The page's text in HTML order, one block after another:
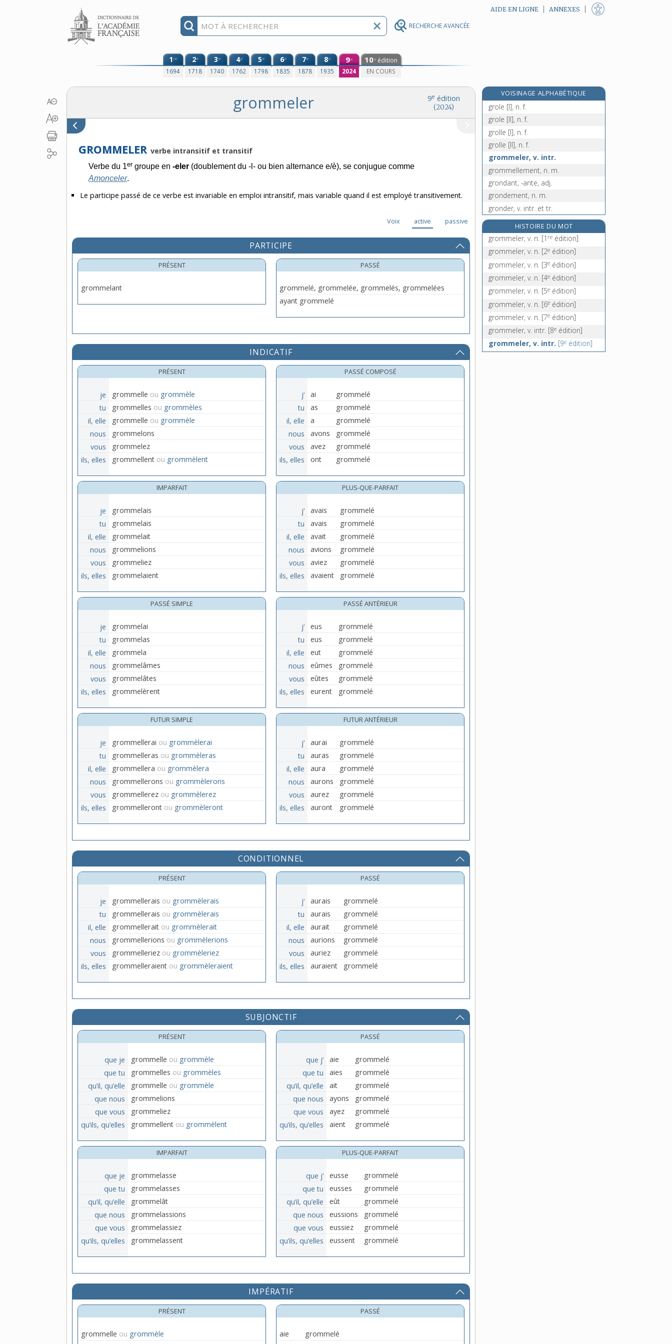
RECHERCHE AVANCÉE
Aller au contenu AIDE EN LIGNE ANNEXES
1re
1694
2e
1718
3e
1740
4e
1762
5e
1798
6e
1835
7e
1878
8e
1935
9e
2024
10e édition
EN COURS
9e édition
(2024)
grommeler
GROMMELER verbe intransitif et transitif
Verbe du 1ergroupe en-eler (doublement du -l- ou bien alternance e/è), se conjugue comme
Amonceler.
Le participe passé de ce verbe est invariable en emploi intransitif, mais variable quand il est employé transitivement.
Voix active passive
PARTICIPE
PRÉSENT
grommelant
PASSÉ
grommelé, grommelée, grommelés, grommelées
ayant grommelé
INDICATIF
PRÉSENT
je grommelle ou grommèle
tu
grommelles ou grommèles
il, elle
grommelle ou grommèle
nous
grommelons
vous
grommelez
ils, elles
grommellent ou grommèlent
IMPARFAIT
je
grommelais
tu
grommelais
il, elle
grommelait
nous
grommelions
vous
grommeliez
ils, elles
grommelaient
PASSÉ SIMPLE
je
grommelai
tu
grommelas
il, elle
grommela
nous
grommelâmes
vous
grommelâtes
ils, elles
grommelèrent
FUTUR SIMPLE
je grommellerai ou grommèlerai
tu
grommelleras ou grommèleras
il, elle
grommellera ou grommèlera
nous
grommellerons ou grommèlerons
vous
grommellerez ou grommèlerez
ils, elles
grommelleront ou grommèleront
PASSÉ COMPOSÉ
j’ ai
grommelé
tu
as
grommelé
il, elle
a
grommelé
nous
avons
grommelé
vous
avez
grommelé
ils, elles
ont grommelé
PLUS-QUE-PARFAIT
j’ avais
grommelé
tu
avais
grommelé
il, elle
avait
grommelé
nous
avions
grommelé
vous
aviez
grommelé
ils, elles
avaient grommelé
PASSÉ ANTÉRIEUR
j’ eus
grommelé
tu
eus
grommelé
il, elle
eut
grommelé
nous
eûmes
grommelé
vous
eûtes
grommelé
ils, elles
eurent grommelé
FUTUR ANTÉRIEUR
j’ aurai
grommelé
tu
auras
grommelé
il, elle
aura
grommelé
nous
aurons
grommelé
vous
aurez
grommelé
ils, elles
auront grommelé
CONDITIONNEL
PRÉSENT
je grommellerais ou grommèlerais
tu
grommellerais ou grommèlerais
il, elle
grommellerait ou grommèlerait
nous
grommellerions ou grommèlerions
vous
grommelleriez ou grommèleriez
ils, elles
grommelleraient ou grommèleraient
PASSÉ
j’ aurais
grommelé
tu
aurais
grommelé
il, elle
aurait
grommelé
nous
aurions
grommelé
vous
auriez
grommelé
ils, elles
auraient grommelé
SUBJONCTIF
PRÉSENT
que je grommelle ou grommèle
que tu
grommelles ou grommèles
qu’il, qu’elle
grommelle ou grommèle
que nous
grommelions
que vous
grommeliez
qu’ils, qu’elles
grommellent ou grommèlent
IMPARFAIT
que je
grommelasse
que tu
grommelasses
qu’il, qu’elle
grommelât
que nous
grommelassions
que vous
grommelassiez
qu’ils, qu’elles
grommelassent
PASSÉ
que j’ aie
grommelé
que tu
aies
grommelé
qu’il, qu’elle
ait
grommelé
que nous
ayons
grommelé
que vous
ayez
grommelé
qu’ils, qu’elles
aient grommelé
PLUS-QUE-PARFAIT
que j’ eusse
grommelé
que tu
eusses
grommelé
qu’il, qu’elle
eût
grommelé
que nous
eussions
grommelé
que vous
eussiez
grommelé
qu’ils, qu’elles
eussent grommelé
IMPÉRATIF
PRÉSENT
grommelle ou grommèle
PASSÉ
aie
grommelé
VOISINAGE ALPHABÉTIQUE
groisil, n. m.
grole [I], n. f.
grole [II], n. f.
grolle [I], n. f.
grolle [II], n. f.
grommeler, v. intr.
grommellement, n. m.
grondant, -ante, adj.
grondement, n. m.
gronder, v. intr. et tr.
gronderie, n. f.
grondeur, -euse, adj.
groom, n. m.
gros, grosse, adj., adv. et n.
HISTOIRE DU MOT
grommeler, v. n. [1 re édition]
grommeler, v. n. [2e édition]
grommeler, v. n. [3e édition]
grommeler, v. n. [4e édition]
grommeler, v. n. [5e édition]
grommeler, v. n. [6e édition]
grommeler, v. n. [7e édition]
grommeler, v. intr. [8e édition]
grommeler, v. intr. [9e édition]